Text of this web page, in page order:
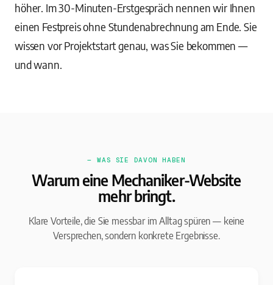
höher. Im 30-Minuten-Erstgespräch nennen wir Ihnen
einen Festpreis ohne Stundenabrechnung am Ende. Sie
wissen vor Projektstart genau, was Sie bekommen —
und wann.
— WAS SIE DAVON HABEN
Warum eine Mechaniker-Website
mehr bringt.
Klare Vorteile, die Sie messbar im Alltag spüren — keine
Versprechen, sondern konkrete Ergebnisse.